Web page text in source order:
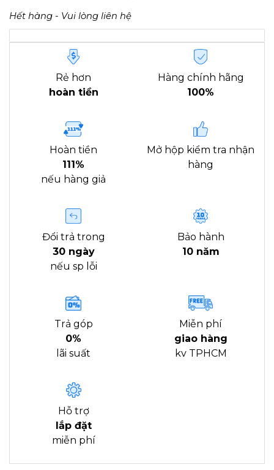
Hết hàng - Vui lòng liên hệ
Rẻ hơn
hoàn tiền
Hàng chính hãng
100%
Hoàn tiền
111%
nếu hàng giả
Mở hộp kiểm tra nhận
hàng
Đổi trả trong
30 ngày
nếu sp lỗi
Bảo hành
10 năm
Trả góp
0%
lãi suất
Miễn phí
giao hàng
kv TPHCM
Hỗ trợ
lắp đặt
miễn phí